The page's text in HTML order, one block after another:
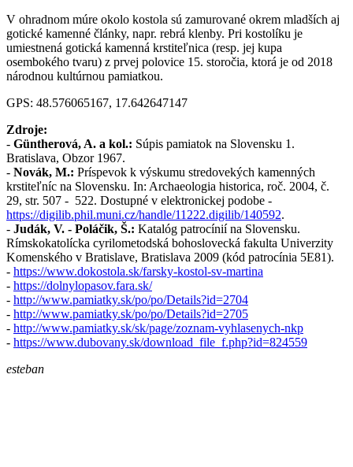
V ohradnom múre okolo kostola sú zamurované okrem mladších aj
gotické kamenné články, napr. rebrá klenby. Pri kostolíku je
umiestnená gotická kamenná krstiteľnica (resp. jej kupa
osembokého tvaru) z prvej polovice 15. storočia, ktorá je od 2018
národnou kultúrnou pamiatkou.
GPS: 48.576065167, 17.642647147
Zdroje:
- Güntherová, A. a kol.: Súpis pamiatok na Slovensku 1.
Bratislava, Obzor 1967.
- Novák, M.: Príspevok k výskumu stredovekých kamenných
krstiteľníc na Slovensku. In: Archaeologia historica, roč. 2004, č.
29, str. 507 - 522. Dostupné v elektronickej podobe -
https://digilib.phil.muni.cz/handle/11222.digilib/140592.
- Judák, V. - Poláčik, Š.: Katalóg patrocínií na Slovensku.
Rímskokatolícka cyrilometodská bohoslovecká fakulta Univerzity
Komenského v Bratislave, Bratislava 2009 (kód patrocínia 5E81).
- https://www.dokostola.sk/farsky-kostol-sv-martina
- https://dolnylopasov.fara.sk/
- http://www.pamiatky.sk/po/po/Details?id=2704
- http://www.pamiatky.sk/po/po/Details?id=2705
- http://www.pamiatky.sk/sk/page/zoznam-vyhlasenych-nkp
- https://www.dubovany.sk/download_file_f.php?id=824559
esteban